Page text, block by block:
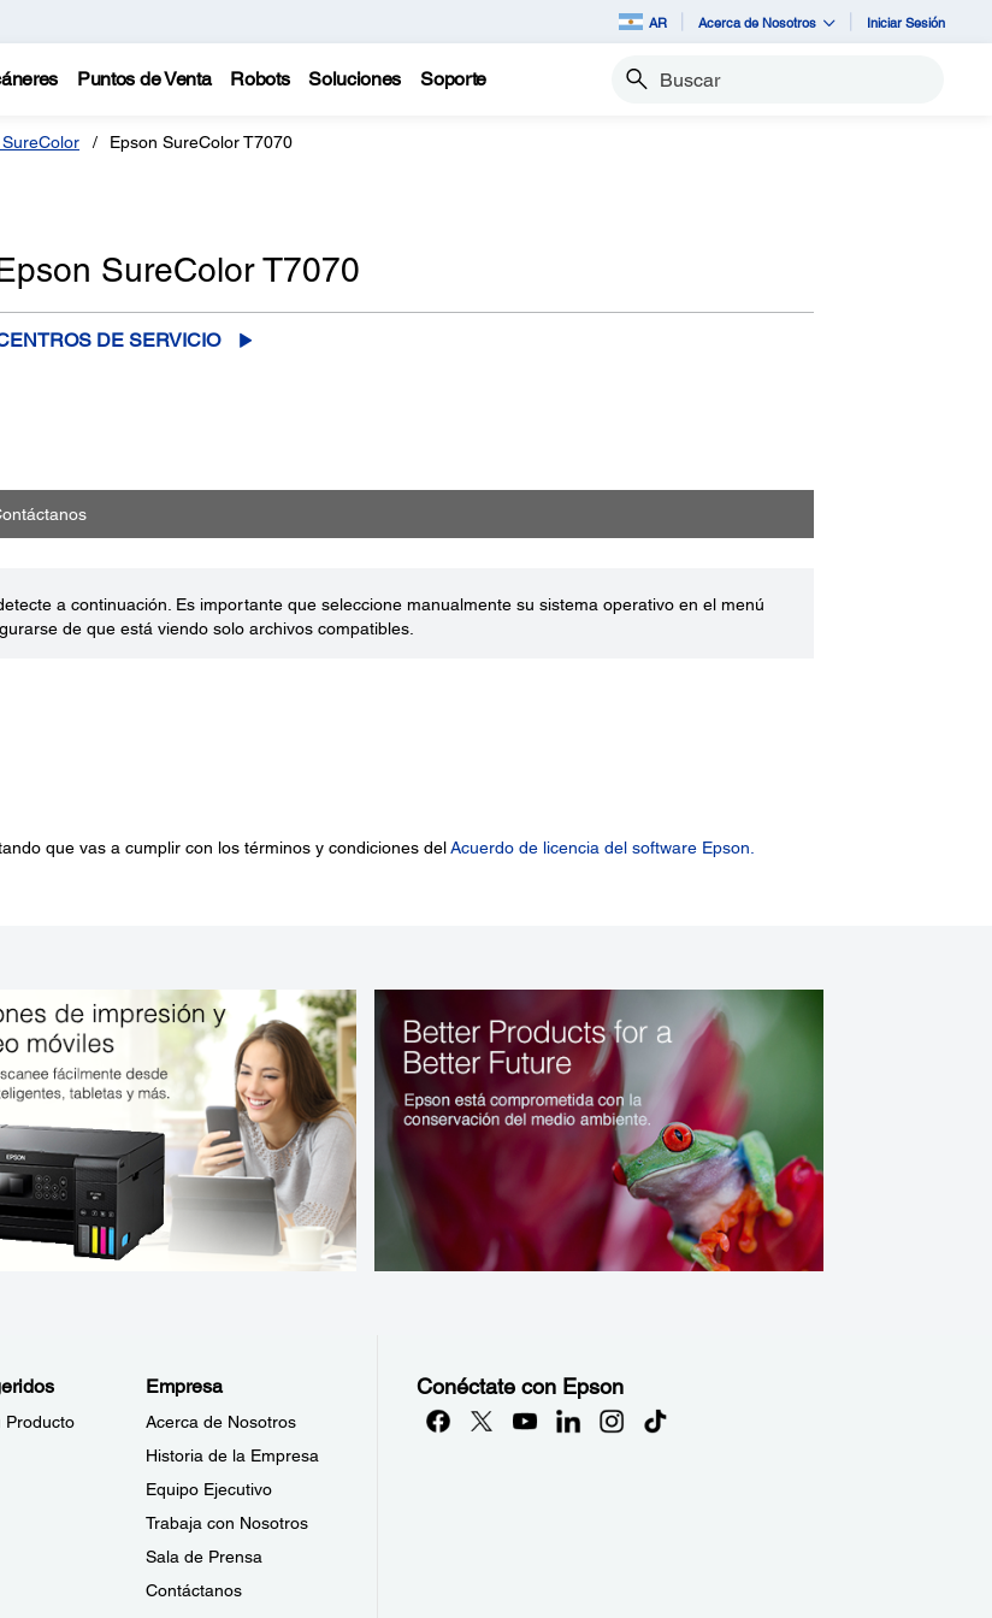
AR Acerca de Nosotros Iniciar Sesión
Puntos de Venta Robots Soluciones Soporte Buscar
Epson SureColor T7070
SureColor T7070
DE SERVICIO
a continuación. Es importante que seleccione manualmente su sistema operativo en el menú
de que está viendo solo archivos compatibles.
que vas a cumplir con los términos y condiciones delAcuerdo de licencia del software Epson.
Producto
Empresa
Acerca de Nosotros
Historia de la Empresa
Equipo Ejecutivo
Trabaja con Nosotros
Sala de Prensa
Contáctanos
Conéctate con Epson